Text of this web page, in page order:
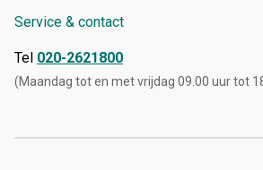
Service & contact
Tel 020-2621800
(Maandag tot en met vrijdag 09.00 uur tot